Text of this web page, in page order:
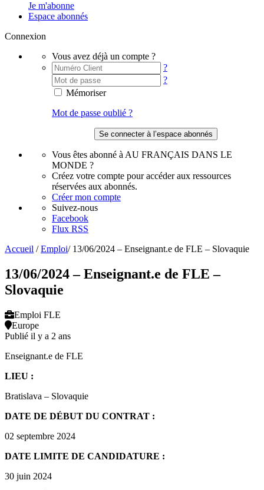
Je m'abonne
Espace abonnés
Connexion
Vous avez déjà un compte ?
?
?
Mémoriser
Mot de passe oublié ?
Vous êtes abonné à AU FRANÇAIS DANS LE
MONDE ?
Créez votre compte pour accéder aux ressources
réservées aux abonnés.
Créer mon compte
Suivez-nous
Facebook
Flux RSS
Accueil /Emploi/ 13/06/2024 – Enseignant.e de FLE – Slovaquie
13/06/2024 – Enseignant.e de FLE –
Slovaquie
Emploi FLE
Europe
Publié il y a 2 ans
Enseignant.e de FLE
LIEU :
Bratislava – Slovaquie
DATE DE DÉBUT DU CONTRAT :
02 septembre 2024
DATE LIMITE DE CANDIDATURE :
30 juin 2024